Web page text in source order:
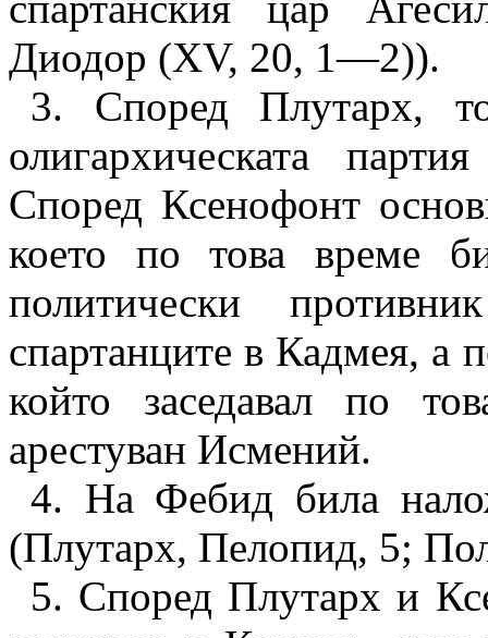
Диодор (XV, 20, 1—2)).
3. Според Плутарх,
олигархическата
Според Ксенофонт
което по това време
политически
спартанците в Кадмея, а
който заседавал по
арестуван Исмений.
4. На Фебид била
(Плутарх, Пелопид, 5;
5. Според Плутарх и